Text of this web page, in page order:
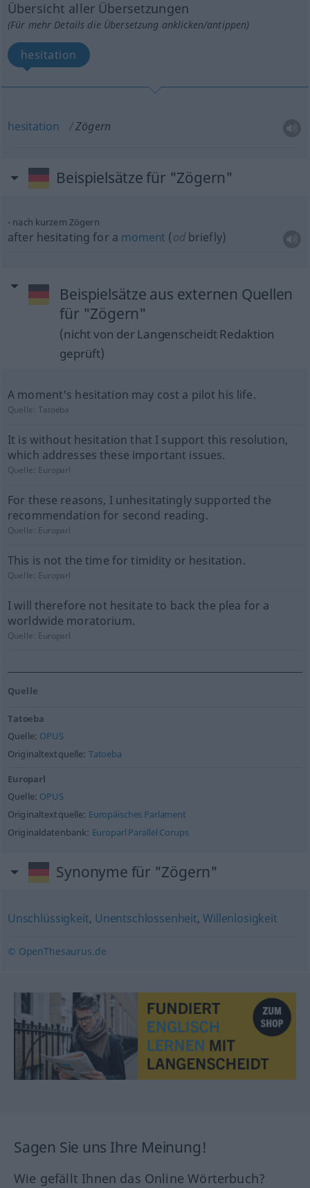
Übersicht aller Übersetzungen
(Für mehr Details die Übersetzung anklicken/antippen)
hesitation
hesitation Zögern
Beispielsätze für "Zögern"
nach kurzem Zögern
after hesitating for a moment (odbriefly)
Beispielsätze aus externen Quellen
für "Zögern"
(nicht von der Langenscheidt Redaktion
geprüft)
A moment's hesitation may cost a pilot his life.
Quelle:Tatoeba
It is without hesitation that I support this resolution,
which addresses these important issues.
Quelle: Europarl
For these reasons, I unhesitatingly supported the
recommendation for second reading.
Quelle: Europarl
This is not the time for timidity or hesitation.
Quelle: Europarl
I will therefore not hesitate to back the plea for a
worldwide moratorium.
Quelle: Europarl
Quelle
Tatoeba
Quelle: OPUS
Originaltextquelle: Tatoeba
Europarl
Quelle: OPUS
Originaltextquelle: Europäisches Parlament
Originaldatenbank: Europarl Parallel Corups
Synonyme für "Zögern"
Unschlüssigkeit, Unentschlossenheit,Willenlosigkeit
© OpenThesaurus.de
Sagen Sie uns Ihre Meinung!
Wie gefällt Ihnen das Online Wörterbuch?